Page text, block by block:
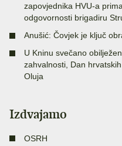
zapovjednika HVU-a
odgovornosti brigadiru
Anušić: Čovjek je ključ
U Kninu svečano
zahvalnosti, Dan
Oluja
Izdvajamo
OSRH